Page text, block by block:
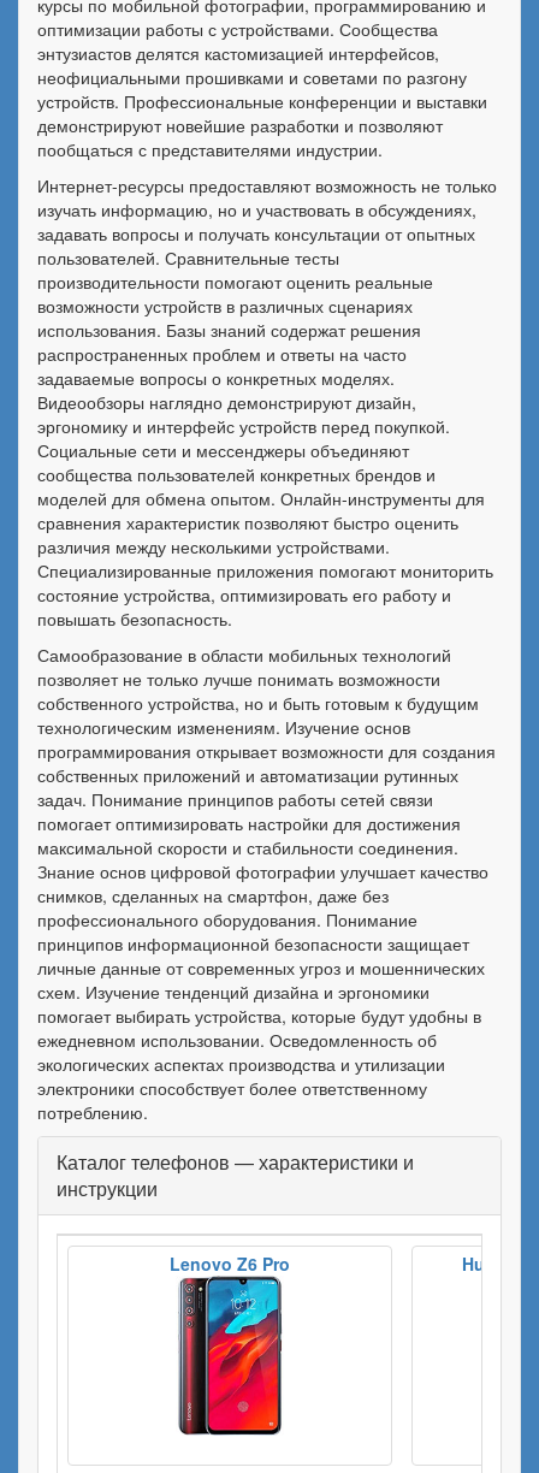
курсы по мобильной фотографии, программированию и
оптимизации работы с устройствами. Сообщества
энтузиастов делятся кастомизацией интерфейсов,
неофициальными прошивками и советами по разгону
устройств. Профессиональные конференции и выставки
демонстрируют новейшие разработки и позволяют
пообщаться с представителями индустрии.
Интернет-ресурсы предоставляют возможность не только
изучать информацию, но и участвовать в обсуждениях,
задавать вопросы и получать консультации от опытных
пользователей. Сравнительные тесты
производительности помогают оценить реальные
возможности устройств в различных сценариях
использования. Базы знаний содержат решения
распространенных проблем и ответы на часто
задаваемые вопросы о конкретных моделях.
Видеообзоры наглядно демонстрируют дизайн,
эргономику и интерфейс устройств перед покупкой.
Социальные сети и мессенджеры объединяют
сообщества пользователей конкретных брендов и
моделей для обмена опытом. Онлайн-инструменты для
сравнения характеристик позволяют быстро оценить
различия между несколькими устройствами.
Специализированные приложения помогают мониторить
состояние устройства, оптимизировать его работу и
повышать безопасность.
Самообразование в области мобильных технологий
позволяет не только лучше понимать возможности
собственного устройства, но и быть готовым к будущим
технологическим изменениям. Изучение основ
программирования открывает возможности для создания
собственных приложений и автоматизации рутинных
задач. Понимание принципов работы сетей связи
помогает оптимизировать настройки для достижения
максимальной скорости и стабильности соединения.
Знание основ цифровой фотографии улучшает качество
снимков, сделанных на смартфон, даже без
профессионального оборудования. Понимание
принципов информационной безопасности защищает
личные данные от современных угроз и мошеннических
схем. Изучение тенденций дизайна и эргономики
помогает выбирать устройства, которые будут удобны в
ежедневном использовании. Осведомленность об
экологических аспектах производства и утилизации
электроники способствует более ответственному
потреблению.
Каталог телефонов — характеристики и
инструкции
Lenovo Z6 Pro Huawei